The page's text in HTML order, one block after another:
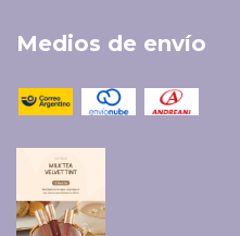
Medios de envío